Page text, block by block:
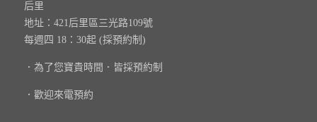
后里
地址：421后里區三光路109號
每週四 18：30起 (採預約制)
．為了您寶貴時間．皆採預約制
．歡迎來電預約